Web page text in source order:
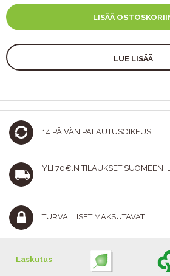
LISÄÄ
LUE LISÄÄ
14 PÄIVÄN PALAUTUSOIKEUS
YLI 70€:N TILAUKSET SUOMEEN
TURVALLISET MAKSUTAVAT
Laskutus